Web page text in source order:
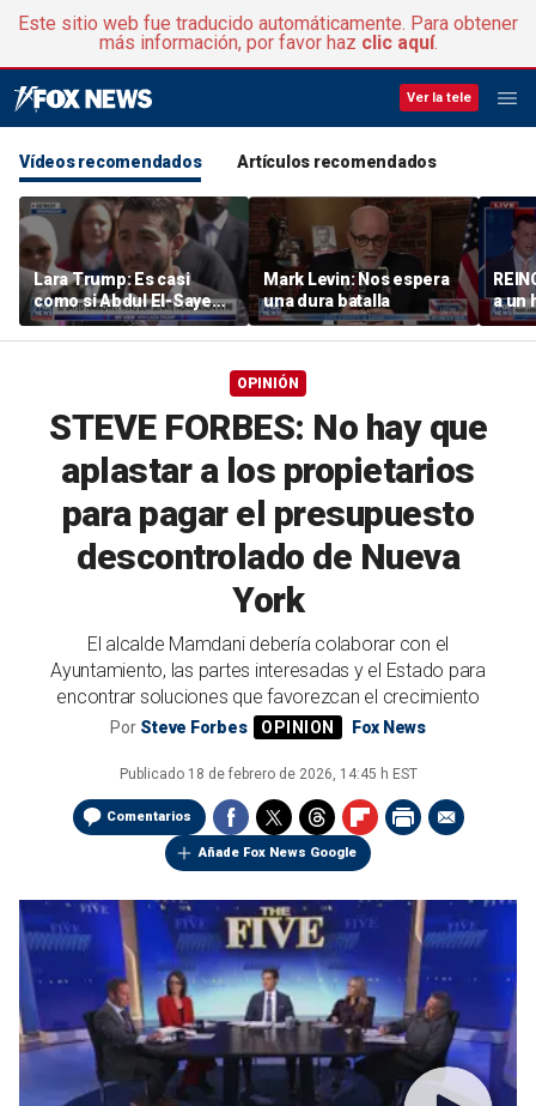
Este sitio web fue traducido automáticamente. Para obtener
más información, por favor haz clic aquí.
Ver la tele
Vídeos recomendados Artículos recomendados
Lara Trump: Es casi
como si Abdul El-Sayed
quisiera que Mike
Rogers fuera el próximo
Mark Levin: Nos espera
una dura batalla
a un
han
OPINIÓN
STEVE FORBES: No hay que
aplastar a los propietarios
para pagar el presupuesto
descontrolado de Nueva
York
El alcalde Mamdani debería colaborar con el
Ayuntamiento, las partes interesadas y el Estado para
encontrar soluciones que favorezcan el crecimiento
Por Steve Forbes Fox News
Publicado 18 de febrero de 2026, 14:45 h EST
Comentarios
Añade Fox News Google